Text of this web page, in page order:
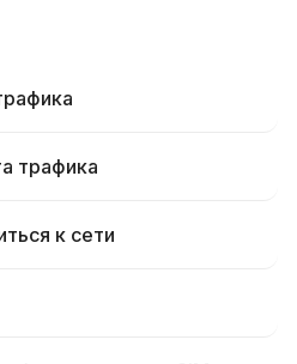
трафика
к сети